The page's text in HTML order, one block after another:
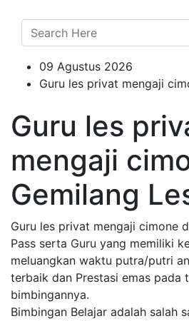
09 Agustus 2026
Guru les privat mengaji
Guru les
mengaji
Gemilang
Guru les privat mengaji cimone
Pass serta Guru yang memiliki
meluangkan waktu putra/putri
terbaik dan Prestasi emas pada
bimbingannya.
Bimbingan Belajar adalah salah